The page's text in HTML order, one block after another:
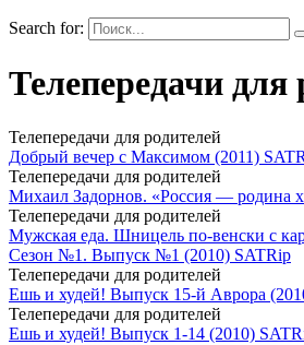
Search for:
Телепередачи для
Телепередачи для родителей
Добрый вечер с Максимом (2011)
Телепередачи для родителей
Михаил Задорнов. «Россия — родина
Телепередачи для родителей
Мужская еда. Шницель по-венски с
Сезон №1. Выпуск №1 (2010) SATRip
Телепередачи для родителей
Ешь и худей! Выпуск 15-й Аврора
Телепередачи для родителей
Ешь и худей! Выпуск 1-14 (2010)